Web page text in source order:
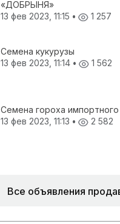
«ДОБРЫНЯ»
13 фев 2023, 11:15 • 1 257
Семена кукурузы
13 фев 2023, 11:14 • 1 562
Семена гороха импортного
13 фев 2023, 11:13 • 2 582
Все объявления